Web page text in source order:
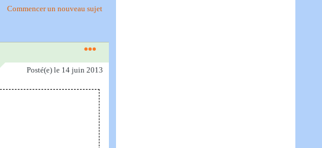
Commencer un nouveau sujet
Posté(e) le 14 juin 2013